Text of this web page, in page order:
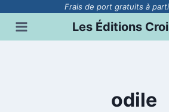
contenu
Frais de port gratuits à
Les Éditions
odile